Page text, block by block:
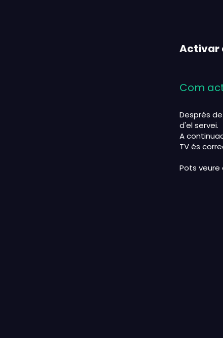
Activar
Com
Després
d'el servei.
A
TV és
Pots